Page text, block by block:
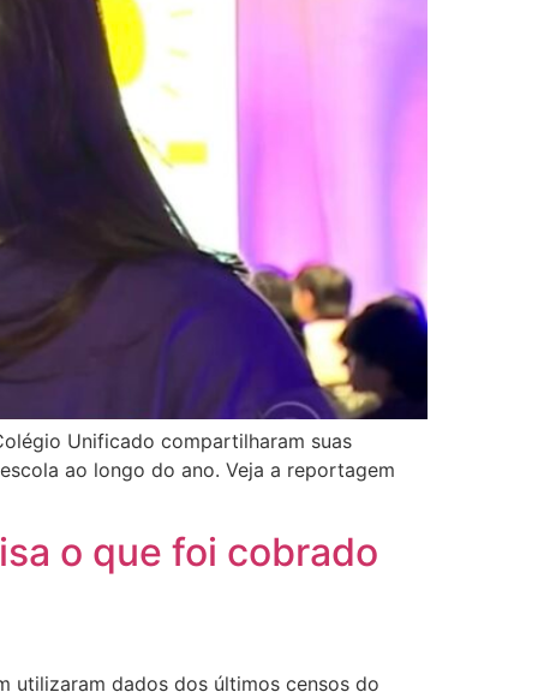
Unificado compartilharam suas
ao longo do ano. Veja a reportagem
o que foi cobrado
utilizaram dados dos últimos censos do